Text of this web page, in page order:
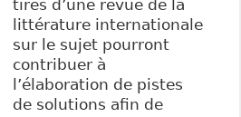
tirés d’une revue de la
littérature internationale
sur le sujet pourront
contribuer à
l’élaboration de pistes
de solutions afin de